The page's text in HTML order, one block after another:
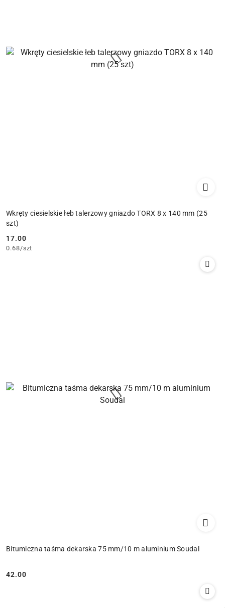
Wkręty ciesielskie łeb talerzowy gniazdo TORX 8 x 140 mm (25
szt)
Cena:
17.00
0.68/szt
Bitumiczna taśma dekarska 75 mm/10 m aluminium Soudal
Cena:
42.00